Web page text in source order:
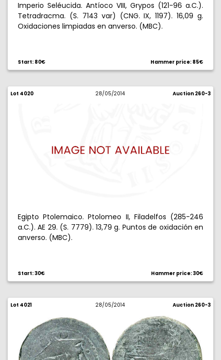
Imperio Seléucida. Antíoco VIII, Grypos (121-96 a.C.).
Tetradracma. (S. 7143 var) (CNG. IX, 1197). 16,09 g.
Oxidaciones limpiadas en anverso. (MBC).
Start: 80€ Hammer price: 85€
Lot 4020 28/05/2014 Auction 260-3
Egipto Ptolemaico. Ptolomeo II, Filadelfos (285-246
a.C.). AE 29. (S. 7779). 13,79 g. Puntos de oxidación en
anverso. (MBC).
Start: 30€ Hammer price: 30€
Lot 4021 28/05/2014 Auction 260-3